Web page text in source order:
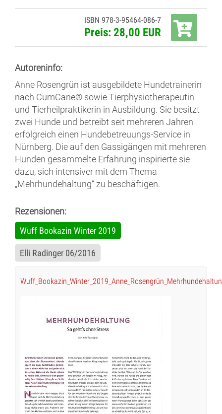
ISBN 978-3-95464-086-7
Preis: 28,00 EUR
Autoreninfo:
Anne Rosengrün ist ausgebildete Hundetrainerin
nach CumCane® sowie Tierphysiotherapeutin
und Tierheilpraktikerin in Ausbildung. Sie besitzt
zwei Hunde und betreibt seit mehreren Jahren
erfolgreich einen Hundebetreuungs-Service in
Nürnberg. Die auf den Gassigängen mit mehreren
Hunden gesammelte Erfahrung inspirierte sie
dazu, sich intensiver mit dem Thema
„Mehrhundehaltung“ zu beschäftigen.
Rezensionen:
Wuff Bookazin Winter 2019
Elli Radinger 06/2016